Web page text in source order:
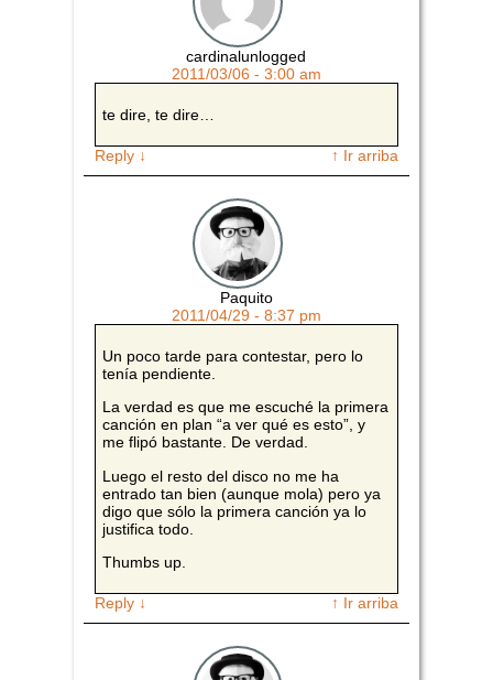
cardinalunlogged
2011/03/06 - 3:00 am
te dire, te dire…
Reply ↓ ↑ Ir arriba
Paquito
2011/04/29 - 8:37 pm
Un poco tarde para contestar, pero lo
tenía pendiente.
La verdad es que me escuché la primera
canción en plan “a ver qué es esto”, y
me flipó bastante. De verdad.
Luego el resto del disco no me ha
entrado tan bien (aunque mola) pero ya
digo que sólo la primera canción ya lo
justifica todo.
Thumbs up.
Reply ↓ ↑ Ir arriba